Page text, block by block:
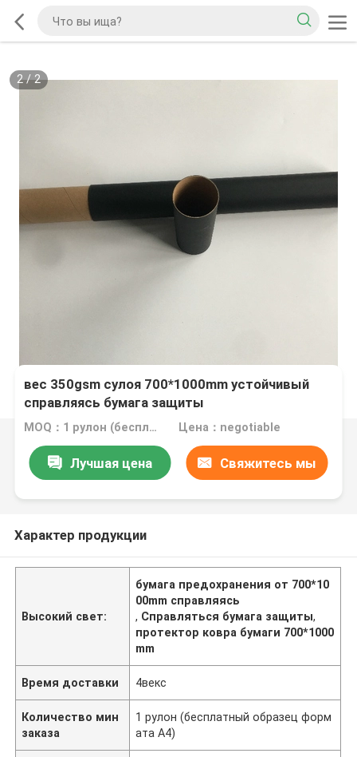
2/2
вес 350gsm сулоя 700*1000mm устойчивый
справляясь бумага защиты
MOQ：1 рулон (бесплатный образец формата А4) Цена：negotiable
Лучшая цена Свяжитесь мы
Характер продукции
Высокий свет:
бумага предохранения от 700*10
00mm справляясь
, Справляться бумага защиты,
протектор ковра бумаги 700*1000
mm
Время доставки 4векс
Количество мин
заказа
1 рулон (бесплатный образец форм
ата А4)